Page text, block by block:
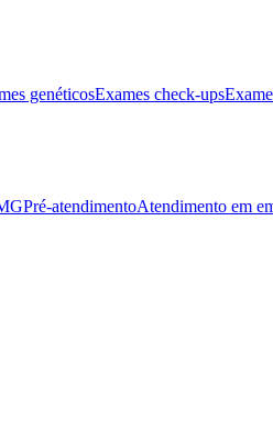
genéticosExames check-ups
Pré-atendimentoAtendimento em